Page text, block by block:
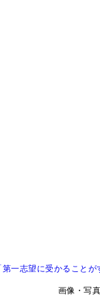
一志望に受かること
画像・写真